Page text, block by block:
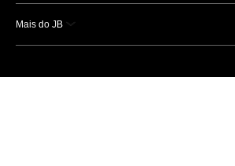
Mais do JB
Esportes